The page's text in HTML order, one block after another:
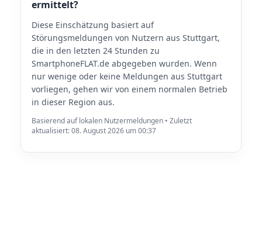
ermittelt?
Diese Einschätzung basiert auf
Störungsmeldungen von Nutzern aus Stuttgart,
die in den letzten 24 Stunden zu
SmartphoneFLAT.de abgegeben wurden. Wenn
nur wenige oder keine Meldungen aus Stuttgart
vorliegen, gehen wir von einem normalen Betrieb
in dieser Region aus.
Basierend auf lokalen Nutzermeldungen • Zuletzt
aktualisiert: 08. August 2026 um 00:37